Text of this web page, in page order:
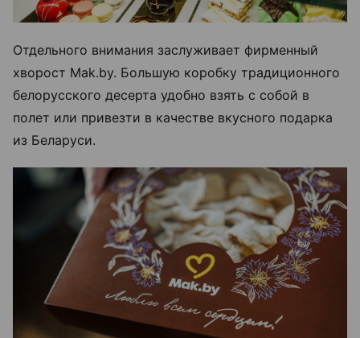
Отдельного внимания заслуживает фирменный
хворост Mak.by. Большую коробку традиционного
белорусского десерта удобно взять с собой в
полет или привезти в качестве вкусного подарка
из Беларуси.